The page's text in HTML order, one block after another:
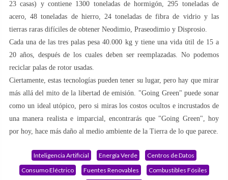
23 casas) y contiene 1300 toneladas de hormigón, 295 toneladas de
acero, 48 toneladas de hierro, 24 toneladas de fibra de vidrio y las
tierras raras difíciles de obtener Neodimio, Praseodimio y Disprosio.
Cada una de las tres palas pesa 40.000 kg y tiene una vida útil de 15 a
20 años, después de los cuales deben ser reemplazadas. No podemos
reciclar palas de rotor usadas.
Ciertamente, estas tecnologías pueden tener su lugar, pero hay que mirar
más allá del mito de la libertad de emisión. "Going Green" puede sonar
como un ideal utópico, pero si miras los costos ocultos e incrustados de
una manera realista e imparcial, encontrarás que "Going Green", hoy
por hoy, hace más daño al medio ambiente de la Tierra de lo que parece.
Inteligencia Artificial Energía Verde
Centros de Datos
Consumo Eléctrico
Fuentes Renovables
Combustibles Fósiles